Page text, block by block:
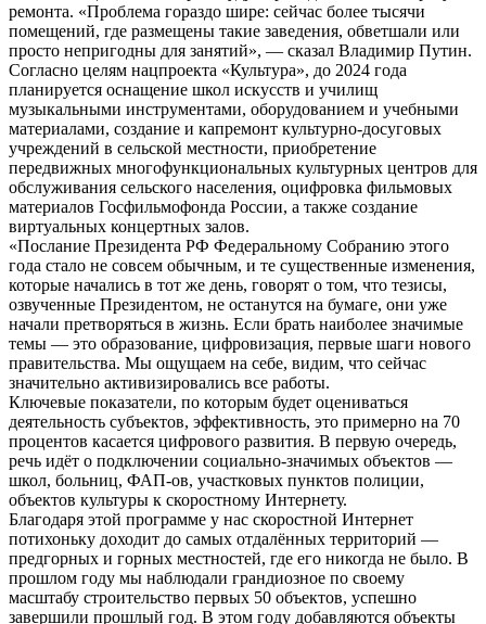
ремонта. «Проблема гораздо шире: сейчас более тысячи
помещений, где размещены такие заведения, обветшали или
просто непригодны для занятий», — сказал Владимир Путин.
Согласно целям нацпроекта «Культура», до 2024 года
планируется оснащение школ искусств и училищ
музыкальными инструментами, оборудованием и учебными
материалами, создание и капремонт культурно-досуговых
учреждений в сельской местности, приобретение
передвижных многофункциональных культурных центров для
обслуживания сельского населения, оцифровка фильмовых
материалов Госфильмофонда России, а также создание
виртуальных концертных залов.
«Послание Президента РФ Федеральному Собранию этого
года стало не совсем обычным, и те существенные изменения,
которые начались в тот же день, говорят о том, что тезисы,
озвученные Президентом, не останутся на бумаге, они уже
начали претворяться в жизнь. Если брать наиболее значимые
темы — это образование, цифровизация, первые шаги нового
правительства. Мы ощущаем на себе, видим, что сейчас
значительно активизировались все работы.
Ключевые показатели, по которым будет оцениваться
деятельность субъектов, эффективность, это примерно на 70
процентов касается цифрового развития. В первую очередь,
речь идёт о подключении социально-значимых объектов —
школ, больниц, ФАП-ов, участковых пунктов полиции,
объектов культуры к скоростному Интернету.
Благодаря этой программе у нас скоростной Интернет
потихоньку доходит до самых отдалённых территорий —
предгорных и горных местностей, где его никогда не было. В
прошлом году мы наблюдали грандиозное по своему
масштабу строительство первых 50 объектов, успешно
завершили прошлый год. В этом году добавляются объекты